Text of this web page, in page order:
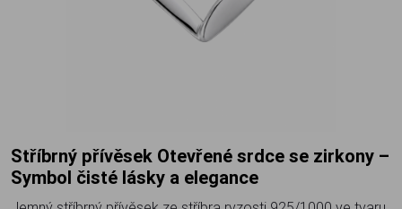
Stříbrný přívěsek Otevřené srdce se zirkony –
Symbol čisté lásky a elegance